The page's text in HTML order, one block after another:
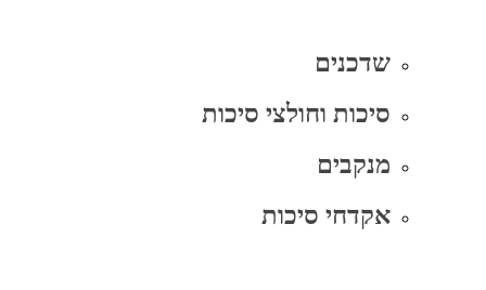
שדכנים
סיכות וחולצי סיכות
מנקבים
אקדחי סיכות